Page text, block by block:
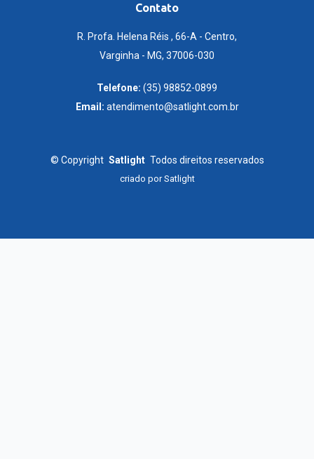
Contato
R. Profa. Helena Réis , 66-A - Centro,
Varginha - MG, 37006-030
Telefone: (35) 98852-0899
Email: atendimento@satlight.com.br
© Copyright Satlight Todos direitos reservados
criado porSatlight